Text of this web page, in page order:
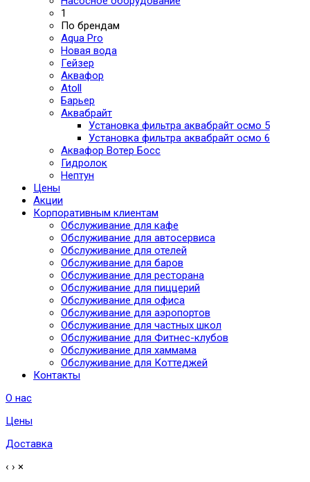
1
По брендам
Aqua Pro
Новая вода
Гейзер
Аквафор
Atoll
Барьер
Аквабрайт
Установка фильтра аквабрайт осмо 5
Установка фильтра аквабрайт осмо 6
Аквафор Вотер Босс
Гидролок
Нептун
Цены
Акции
Корпоративным клиентам
Обслуживание для кафе
Обслуживание для автосервиса
Обслуживание для отелей
Обслуживание для баров
Обслуживание для ресторана
Обслуживание для пиццерий
Обслуживание для офиса
Обслуживание для аэропортов
Обслуживание для частных школ
Обслуживание для Фитнес-клубов
Обслуживание для хаммама
Обслуживание для Коттеджей
Контакты
О нас
Цены
Доставка
‹ › ×